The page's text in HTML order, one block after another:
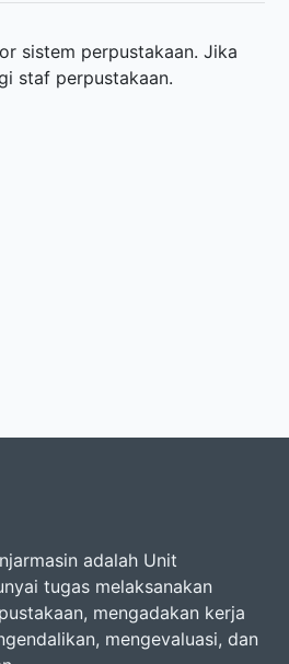
sistem perpustakaan. Jika
staf perpustakaan.
adalah Unit
tugas melaksanakan
mengadakan kerja
mengevaluasi, dan